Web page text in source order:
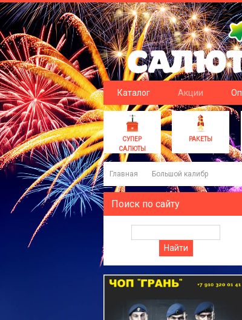
Каталог Акции
СУПЕР
САЛЮТЫ
РАКЕТЫ
Главная Большой калибр
Поиск по сайту